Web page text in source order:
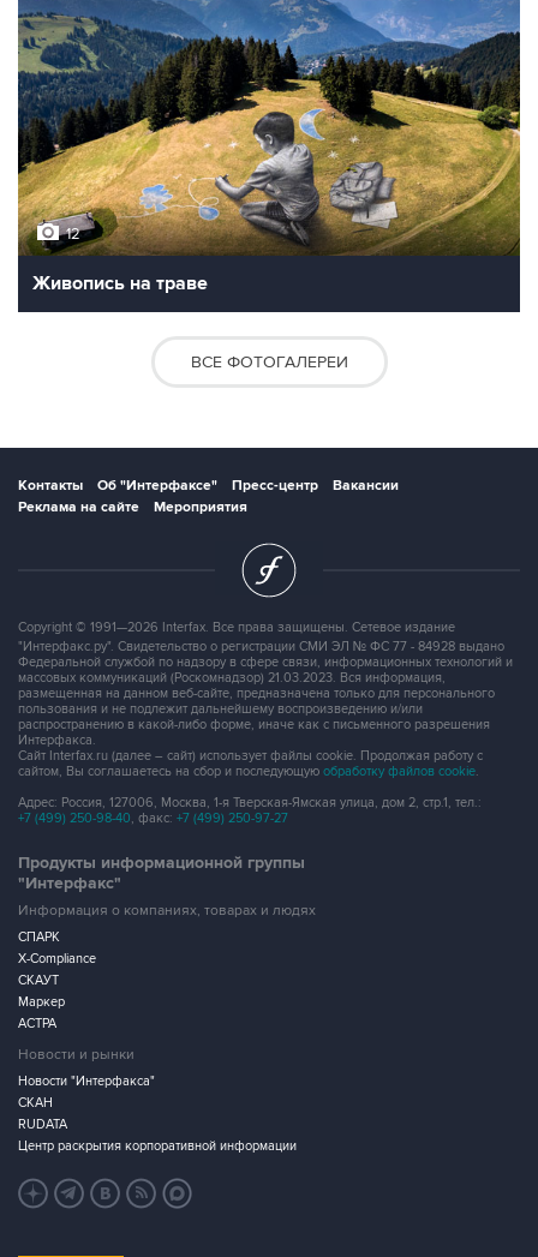
12
Живопись на траве
ВСЕ ФОТОГАЛЕРЕИ
Контакты Об "Интерфаксе" Пресс-центр
Вакансии
Реклама на сайте
Мероприятия
Copyright © 1991—2026 Interfax. Все права защищены. Сетевое издание
"Интерфакс.ру". Свидетельство о регистрации СМИ ЭЛ № ФС 77 - 84928 выдано
Федеральной службой по надзору в сфере связи, информационных технологий и
массовых коммуникаций (Роскомнадзор) 21.03.2023. Вся информация,
размещенная на данном веб-сайте, предназначена только для персонального
пользования и не подлежит дальнейшему воспроизведению и/или
распространению в какой-либо форме, иначе как с письменного разрешения
Интерфакса.
Сайт Interfax.ru (далее – сайт) использует файлы cookie. Продолжая работу с
сайтом, Вы соглашаетесь на сбор и последующую обработку файлов cookie.
Адрес: Россия, 127006, Москва, 1-я Тверская-Ямская улица, дом 2, стр.1, тел.:
+7 (499) 250-98-40, факс: +7 (499) 250-97-27
Продукты информационной группы
"Интерфакс"
Информация о компаниях, товарах и людях
СПАРК
X-Compliance
СКАУТ
Маркер
АСТРА
Новости и рынки
Новости "Интерфакса"
СКАН
RUDATA
Центр раскрытия корпоративной информации